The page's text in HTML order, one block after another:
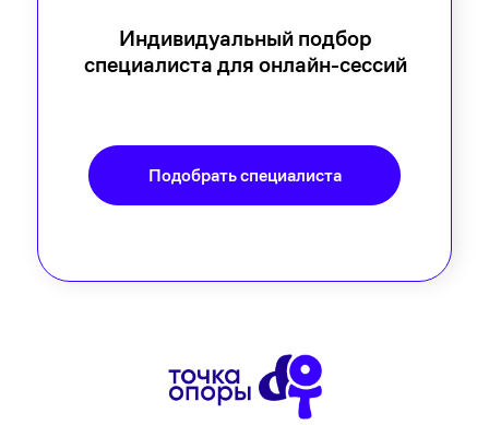
Индивидуальный подбор
специалиста для онлайн-сессий
Подобрать специалиста